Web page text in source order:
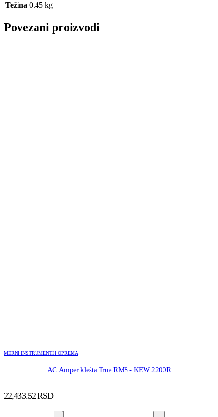
Težina 0.45 kg
Povezani proizvodi
MERNI INSTRUMENTI I OPREMA
AC Amper klešta True RMS - KEW 2200R
22,433.52 RSD